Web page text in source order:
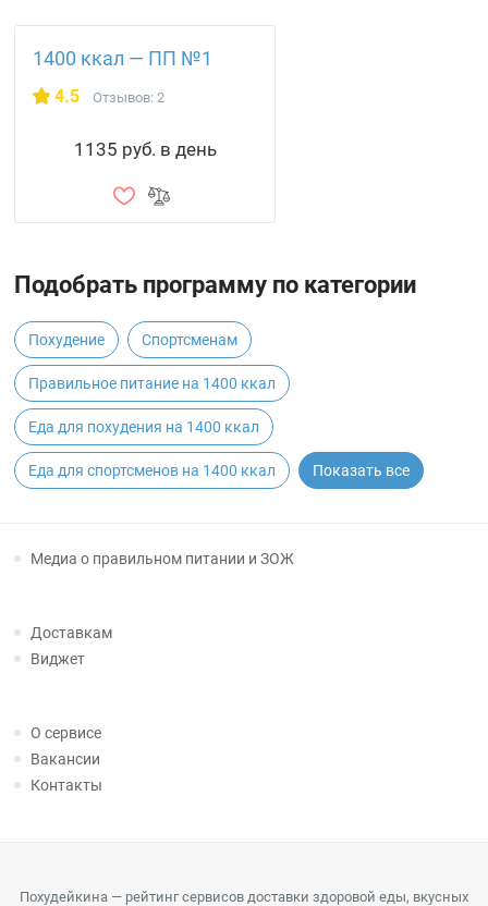
1400 ккал — ПП №1
4.5 Отзывов: 2
1135 руб. в день
Подобрать программу по категории
Похудение Спортсменам
Правильное питание на 1400 ккал
Еда для похудения на 1400 ккал
Еда для спортсменов на 1400 ккал Показать все
Медиа о правильном питании и ЗОЖ
Доставкам
Виджет
О сервисе
Вакансии
Контакты
Похудейкина — рейтинг сервисов доставки здоровой еды, вкусных